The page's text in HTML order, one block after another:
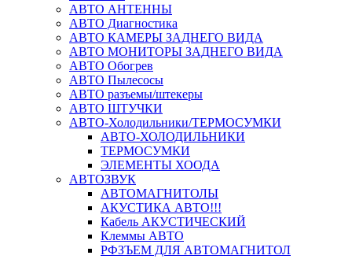
АВТО АНТЕННЫ
АВТО Диагностика
АВТО КАМЕРЫ ЗАДНЕГО ВИДА
АВТО МОНИТОРЫ ЗАДНЕГО ВИДА
АВТО Обогрев
АВТО Пылесосы
АВТО разъемы/штекеры
АВТО ШТУЧКИ
АВТО-Холодильники/ТЕРМОСУМКИ
АВТО-ХОЛОДИЛЬНИКИ
ТЕРМОСУМКИ
ЭЛЕМЕНТЫ ХООДА
АВТОЗВУК
АВТОМАГНИТОЛЫ
АКУСТИКА АВТО!!!
Кабель АКУСТИЧЕСКИЙ
Клеммы АВТО
РФЗЪЕМ ДЛЯ АВТОМАГНИТОЛ